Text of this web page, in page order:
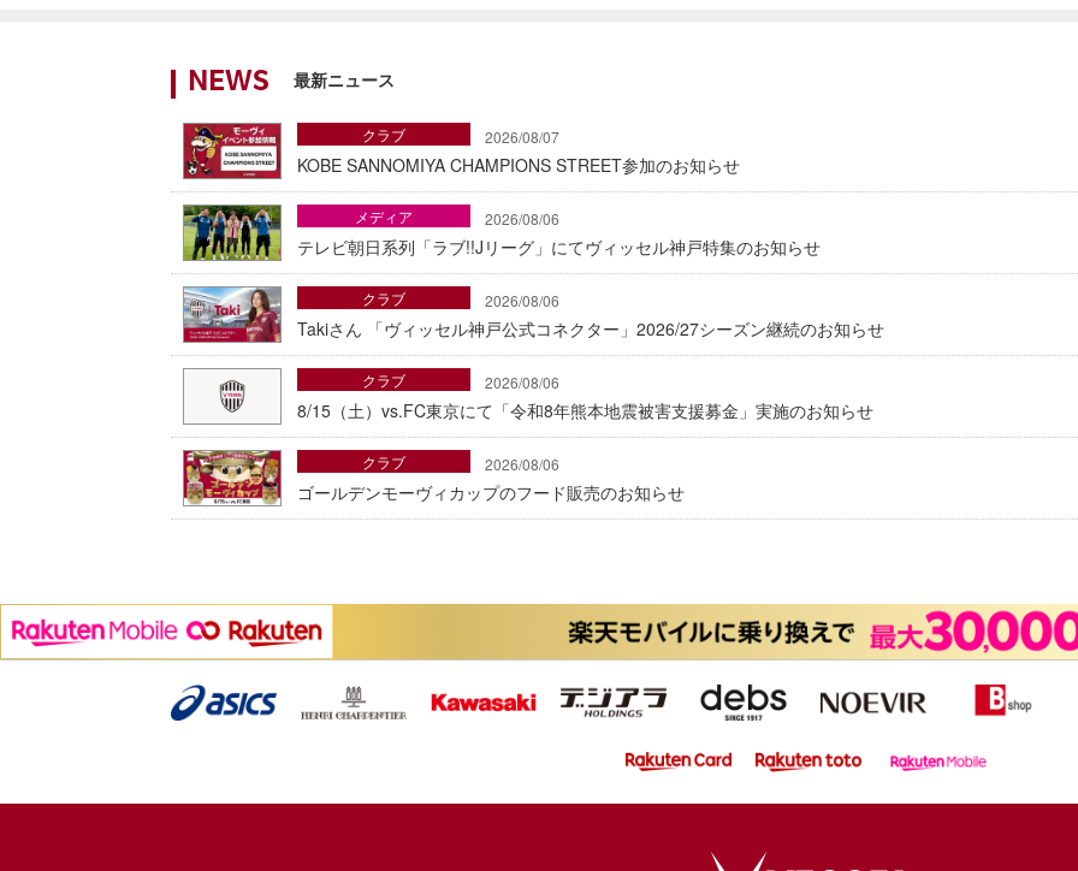
NEWS 最新ニュース
2026/08/07
KOBE SANNOMIYA CHAMPIONS STREET参加のお知らせ
クラブ
2026/08/06
テレビ朝日系列「ラブ!!Jリーグ」にてヴィッセル神戸特集のお知らせ
メディア
2026/08/06
Takiさん 「ヴィッセル神戸公式コネクター」2026/27シーズン継続のお知らせ
クラブ
2026/08/06
8/15（土）vs.FC東京にて「令和8年熊本地震被害支援募金」実施のお知らせ
クラブ
2026/08/06
ゴールデンモーヴィカップのフード販売のお知らせ
クラブ